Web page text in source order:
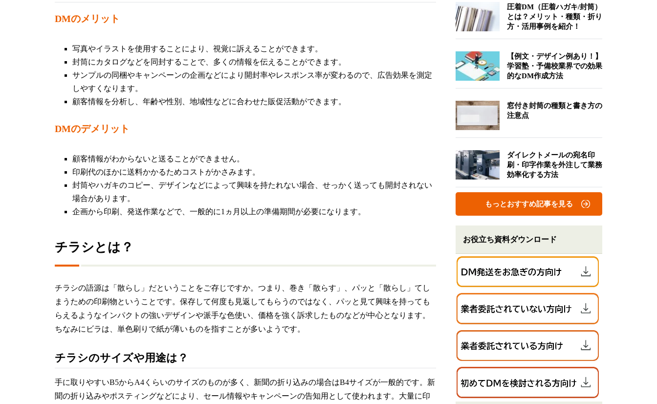
DMのメリット
写真やイラストを使用することにより、視覚に訴えることができます。
封筒にカタログなどを同封することで、多くの情報を伝えることができます。
サンプルの同梱やキャンペーンの企画などにより開封率やレスポンス率が変わるので、広告効果を測定
しやすくなります。
顧客情報を分析し、年齢や性別、地域性などに合わせた販促活動ができます。
DMのデメリット
顧客情報がわからないと送ることができません。
印刷代のほかに送料かかるためコストがかさみます。
封筒やハガキのコピー、デザインなどによって興味を持たれない場合、せっかく送っても開封されない
場合があります。
企画から印刷、発送作業などで、一般的に1ヵ月以上の準備期間が必要になります。
チラシとは？
チラシの語源は「散らし」だということをご存じですか。つまり、巻き「散らす」、パッと「散らし」てし
まうための印刷物ということです。保存して何度も見返してもらうのではなく、パッと見て興味を持っても
らえるようなインパクトの強いデザインや派手な色使い、価格を強く訴求したものなどが中心となります。
ちなみにビラは、単色刷りで紙が薄いものを指すことが多いようです。
チラシのサイズや用途は？
手に取りやすいB5からA4くらいのサイズのものが多く、新聞の折り込みの場合はB4サイズが一般的です。新
聞の折り込みやポスティングなどにより、セール情報やキャンペーンの告知用として使われます。大量に印
圧着DM（圧着ハガキ/封筒）
とは？メリット・種類・折り
方・活用事例を紹介！
【例文・デザイン例あり！】
学習塾・予備校業界での効果
的なDM作成方法
窓付き封筒の種類と書き方の
注意点
ダイレクトメールの宛名印
刷・印字作業を外注して業務
効率化する方法
もっとおすすめ記事を見る
お役立ち資料ダウンロード